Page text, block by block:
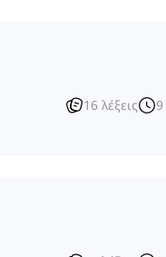
16 λέξεις 9